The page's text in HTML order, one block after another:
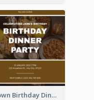
Brown Birthday Dinner Celebration Photo Invitation